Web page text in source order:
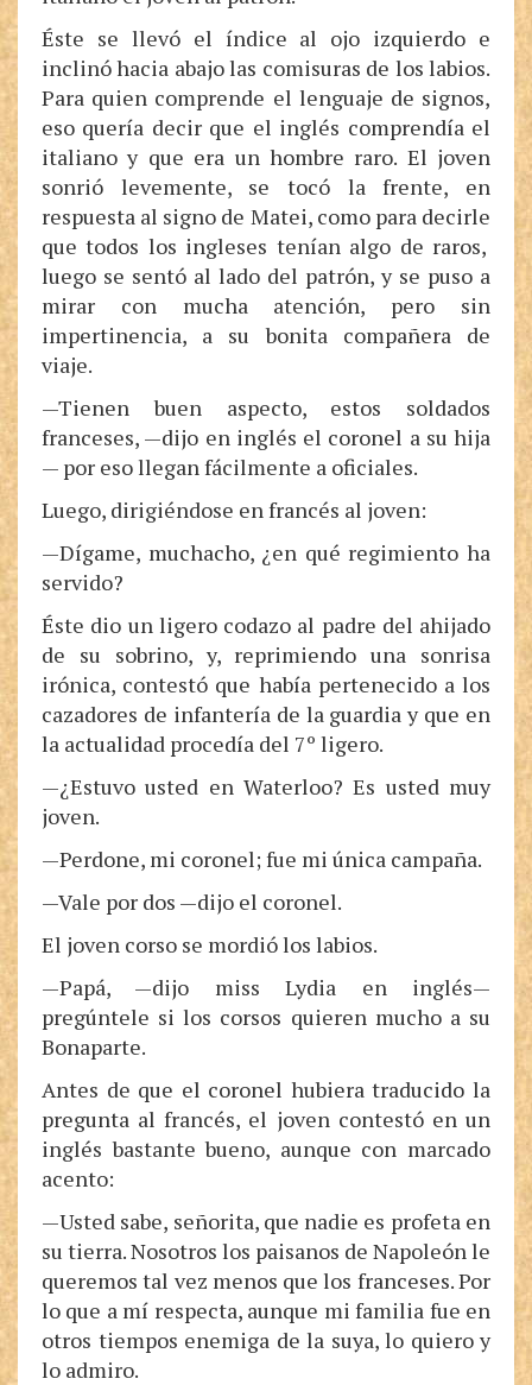
Éste se llevó el índice al ojo izquierdo e
inclinó hacia abajo las comisuras de los labios.
Para quien comprende el lenguaje de signos,
eso quería decir que el inglés comprendía el
italiano y que era un hombre raro. El joven
sonrió levemente, se tocó la frente, en
respuesta al signo de Matei, como para decirle
que todos los ingleses tenían algo de raros,
luego se sentó al lado del patrón, y se puso a
mirar con mucha atención, pero sin
impertinencia, a su bonita compañera de
viaje.
—Tienen buen aspecto, estos soldados
franceses, —dijo en inglés el coronel a su hija
— por eso llegan fácilmente a oficiales.
Luego, dirigiéndose en francés al joven:
—Dígame, muchacho, ¿en qué regimiento ha
servido?
Éste dio un ligero codazo al padre del ahijado
de su sobrino, y, reprimiendo una sonrisa
irónica, contestó que había pertenecido a los
cazadores de infantería de la guardia y que en
la actualidad procedía del 7º ligero.
—¿Estuvo usted en Waterloo? Es usted muy
joven.
—Perdone, mi coronel; fue mi única campaña.
—Vale por dos —dijo el coronel.
El joven corso se mordió los labios.
—Papá, —dijo miss Lydia en inglés—
pregúntele si los corsos quieren mucho a su
Bonaparte.
Antes de que el coronel hubiera traducido la
pregunta al francés, el joven contestó en un
inglés bastante bueno, aunque con marcado
acento:
—Usted sabe, señorita, que nadie es profeta en
su tierra. Nosotros los paisanos de Napoleón le
queremos tal vez menos que los franceses. Por
lo que a mí respecta, aunque mi familia fue en
otros tiempos enemiga de la suya, lo quiero y
lo admiro.